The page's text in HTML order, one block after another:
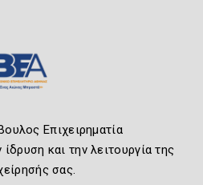
Επιχειρηματία
και την λειτουργία της
σας.